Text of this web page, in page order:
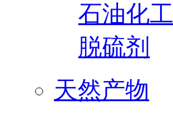
石油化工
脱硫剂
天然产物